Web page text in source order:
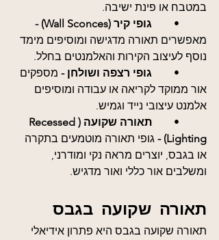
במטבח או פינת ישיבה.
גופי קיר (Wall Sconces) -
מאפשרים תאורה מדגישה ומוסיפים מימד
נוסף לעיצוב הקירות והאלמנטים בחלל.
גופי רצפה ושולחן - מספקים
אור ממוקד לקריאה או עבודה ומוסיפים
אלמנט עיצובי נייד וגמיש.
תאורה שקועה (Recessed
Lighting) -
גופי תאורה מוטמעים בתקרה
או בגבס, יוצרים מראה נקי ומודרני,
ומשלבים אור כללי ואור מדגיש.
תאורה שקועה בגבס
תאורה שקועה בגבס היא פתרון אידיאלי